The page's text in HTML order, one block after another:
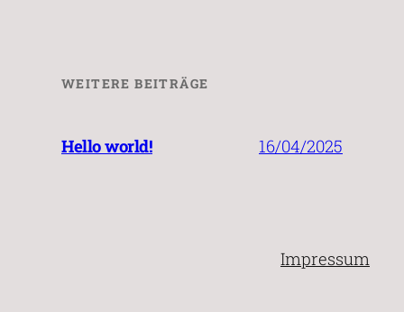
WEITERE BEITRÄGE
Hello world! 16/04/2025
Impressum